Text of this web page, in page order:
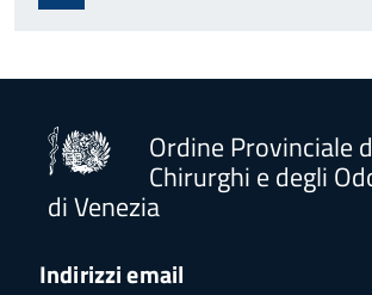
Ordine Provinciale
Chirurghi e degli
di Venezia
Indirizzi email